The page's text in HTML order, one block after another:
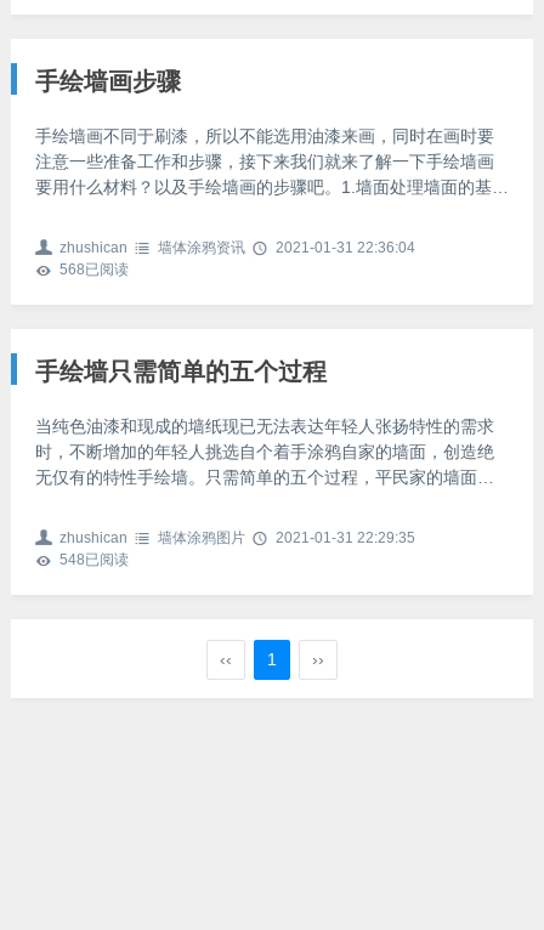
手绘墙画步骤
手绘墙画不同于刷漆，所以不能选用油漆来画，同时在画时要
注意一些准备工作和步骤，接下来我们就来了解一下手绘墙画
要用什么材料？以及手绘墙画的步骤吧。1.墙面处理墙面的基层
的找平、刷底漆、墙绘图案等要事先准备。2.打底稿没有美术功
底的人，要在墙上画好底稿，用笔轻轻勾出草稿轮廓，满意后
光
zhushican 墙体涂鸦资讯
2021-01-31 22:36:04
568已阅读
手绘墙只需简单的五个过程
当纯色油漆和现成的墙纸现已无法表达年轻人张扬特性的需求
时，不断增加的年轻人挑选自个着手涂鸦自家的墙面，创造绝
无仅有的特性手绘墙。只需简单的五个过程，平民家的墙面也
理对比主要，通常是在刷好乳胶漆的墙面上画画，所以墙面的
找平、刷底漆、图画计划等要事前预备。2、打草稿没有美术功
zhushican 墙体涂鸦图片
2021-01-31 22:29:35
548已阅读
‹‹ 1 ››